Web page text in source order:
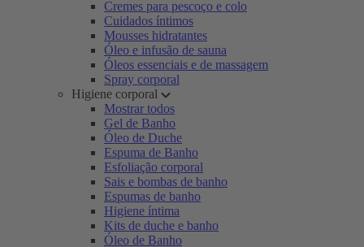
Cremes para pescoço e colo
Cuidados íntimos
Mousses hidratantes
Óleo e infusão de sauna
Óleos essenciais e de massagem
Spray corporal
Higiene corporal
Mostrar todos
Gel de Banho
Óleo de Duche
Espuma de Banho
Esfoliação corporal
Sais e bombas de banho
Espumas de banho
Higiene íntima
Kits de duche e banho
Óleo de Banho